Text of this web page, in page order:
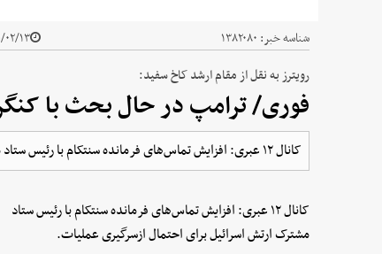
شناسه خبر: ۱۳۸۲۰۸۰ ۱۴۰۵/۰۲/
رویترز به نقل از مقام ارشد کاخ سفید:
فوری/ ترامپ در حال بحث با
کانال ۱۲ عبری: افزایش تماس‌های فرمانده سنتکام با رئیس ستاد مشترک ارتش اسرائیل برای احتمال ازسرگیری عملیات.
کانال ۱۲ عبری: افزایش تماس‌های فرمانده سنتکام با رئیس ستاد
مشترک ارتش اسرائیل برای احتمال ازسرگیری عملیات.